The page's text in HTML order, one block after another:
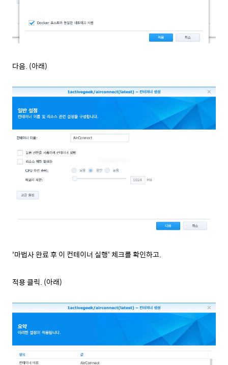
다음. (아래)
'마법사 완료 후 이 컨테이너 실행' 체크를 확인하고.
적용 클릭. (아래)